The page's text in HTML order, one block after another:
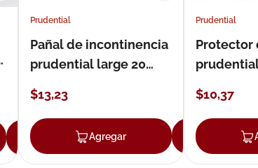
Agregar
Prudential
Pañal de incontinencia
prudential large 20
$13,23
Agregar
Prudential
Protector
$10,37